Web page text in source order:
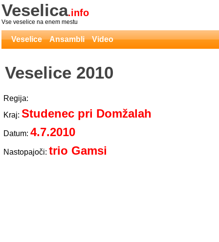
Veselica.info
Vse veselice na enem mestu
Veselice Ansambli Video
Veselice 2010
Regija:
Kraj: Studenec pri Domžalah
Datum: 4.7.2010
Nastopajoči: trio Gamsi